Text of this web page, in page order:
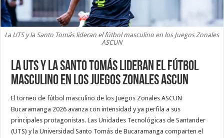
La UTS y la Santo Tomás lideran el fútbol masculino en los Juegos Zonales
ASCUN
La UTS y la Santo Tomás lideran el fútbol
masculino en los Juegos Zonales ASCUN
El torneo de fútbol masculino de los Juegos Zonales ASCUN
Bucaramanga 2026 avanza con intensidad y ya perfila a sus
principales protagonistas. Las Unidades Tecnológicas de Santander
(UTS) y la Universidad Santo Tomás de Bucaramanga comparten el